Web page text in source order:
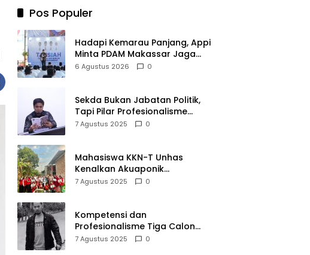
Pos Populer
Hadapi Kemarau Panjang, Appi
Minta PDAM Makassar Jaga
Pelayanan, hingga Integritas
6 Agustus 2026 0
Sekda Bukan Jabatan Politik,
Tapi Pilar Profesionalisme
Daerah
7 Agustus 2025 0
Mahasiswa KKN-T Unhas
Kenalkan Akuaponik
Sederhana untuk Dukung
7 Agustus 2025 0
Kompetensi dan
Profesionalisme Tiga Calon
Sekda Polewali Mandar
7 Agustus 2025 0